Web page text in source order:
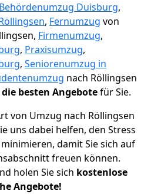
Behördenumzug Duisburg,
, Fernumzug von
Firmenumzug,
, Praxisumzug,
, Seniorenumzug in
nach Röllingsen
besten Angebotefür Sie.
von Umzug nach Röllingsen
uns dabei helfen, den Stress
damit Sie sich auf
freuen können.
holen Sie sich kostenlose
Angebote!